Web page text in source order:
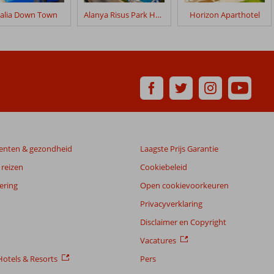
Down Town Alanya Risus Park Hotel Horizon Aparthotel
& gezondheid
& Resorts
Laagste Prijs Garantie
Cookiebeleid
Open cookievoorkeuren
Privacyverklaring
Disclaimer en Copyright
Vacatures
Pers